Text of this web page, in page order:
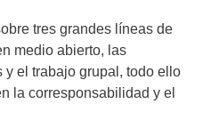
tres grandes líneas de
medio abierto, las
el trabajo grupal, todo ello
la corresponsabilidad y el